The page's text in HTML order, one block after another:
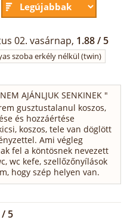
02. vasárnap, 1.88 / 5
szoba erkély nélkül (twin)
AJÁNLJUK SENKINEK "
gusztustalanul koszos,
és hozzáértése
koszos, tele van döglött
Ami végleg
fel a köntösnek nevezett
wc kefe, szellőzőnyílások
hogy szép helyen van.
/ 5